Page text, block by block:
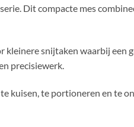
Dit compacte mes
snijtaken waarbij een
precisiewerk.
kuisen, te portioneren en te